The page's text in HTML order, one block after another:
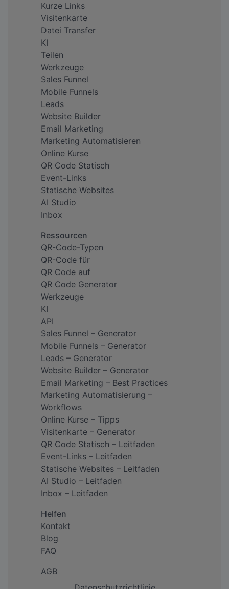
Kurze Links
Visitenkarte
Datei Transfer
KI
Teilen
Werkzeuge
Sales Funnel
Mobile Funnels
Leads
Website Builder
Email Marketing
Marketing Automatisieren
Online Kurse
QR Code Statisch
Event-Links
Statische Websites
AI Studio
Inbox
Ressourcen
QR-Code-Typen
QR-Code für
QR Code auf
QR Code Generator
Werkzeuge
KI
API
Sales Funnel – Generator
Mobile Funnels – Generator
Leads – Generator
Website Builder – Generator
Email Marketing – Best Practices
Marketing Automatisierung –
Workflows
Online Kurse – Tipps
Visitenkarte – Generator
QR Code Statisch – Leitfaden
Event-Links – Leitfaden
Statische Websites – Leitfaden
AI Studio – Leitfaden
Inbox – Leitfaden
Helfen
Kontakt
Blog
FAQ
AGB